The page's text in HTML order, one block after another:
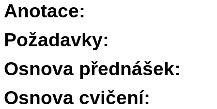
Anotace:
Požadavky:
Osnova přednášek:
Osnova cvičení: